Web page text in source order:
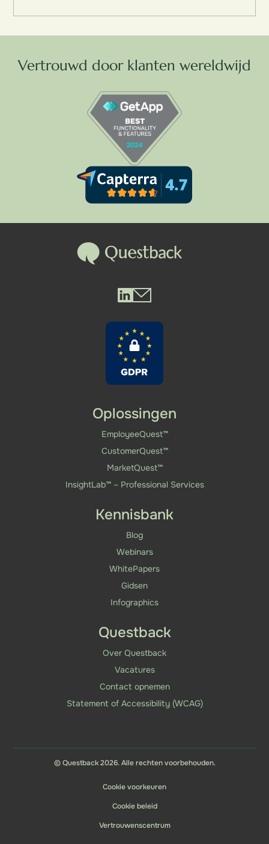
Vertrouwd door klanten wereldwijd
Questback LinkedIn
Questback Mail
Oplossingen
EmployeeQuest™
CustomerQuest™
MarketQuest™
InsightLab™ – Professional Services
Kennisbank
Blog
Webinars
WhitePapers
Gidsen
Infographics
Questback
Over Questback
Vacatures
Contact opnemen
Statement of Accessibility (WCAG)
© Questback 2026. Alle rechten voorbehouden.
Cookie voorkeuren
Cookie beleid
Vertrouwenscentrum